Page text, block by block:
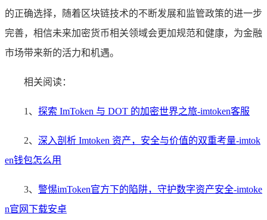
的正确选择，随着区块链技术的不断发展和监管政策的进一步
完善，相信未来加密货币相关领域会更加规范和健康，为金融
市场带来新的活力和机遇。
相关阅读：
1、 探索 ImToken 与 DOT 的加密世界之旅-imtoken客服
2、 深入剖析 Imtoken 资产，安全与价值的双重考量-imtok
en钱包怎么用
3、 警惕imToken官方下的陷阱，守护数字资产安全-imtoke
n官网下载安卓